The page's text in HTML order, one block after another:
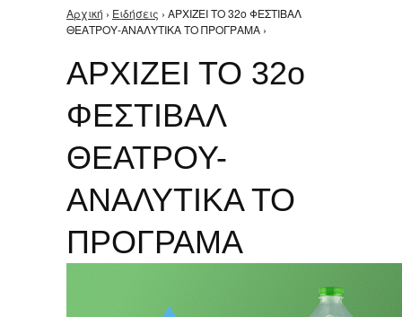
Είστε εδώ
Αρχική › Ειδήσεις › ΑΡΧΙΖΕΙ ΤΟ 32ο ΦΕΣΤΙΒΑΛ
ΘΕΑΤΡΟΥ-ΑΝΑΛΥΤΙΚΑ ΤΟ ΠΡΟΓΡΑΜΑ ›
ΑΡΧΙΖΕΙ ΤΟ 32ο
ΦΕΣΤΙΒΑΛ
ΘΕΑΤΡΟΥ-
ΑΝΑΛΥΤΙΚΑ ΤΟ
ΠΡΟΓΡΑΜΑ